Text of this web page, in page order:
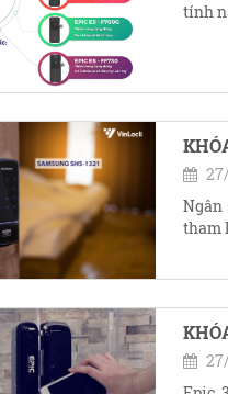
tính
Ngân
tham